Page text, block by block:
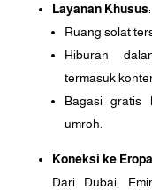
Layanan Khusus:
Ruang solat
Hiburan
termasuk
Bagasi gratis
umroh.
Koneksi ke Eropa
Dari Dubai,